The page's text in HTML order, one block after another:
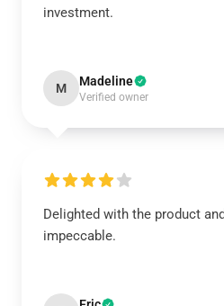
investment.
M Madeline
Verified owner
Delighted with the product
impeccable.